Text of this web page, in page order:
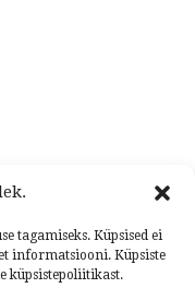
tagamiseks. Küpsised ei
informatsiooni. Küpsiste
küpsistepoliitikast.